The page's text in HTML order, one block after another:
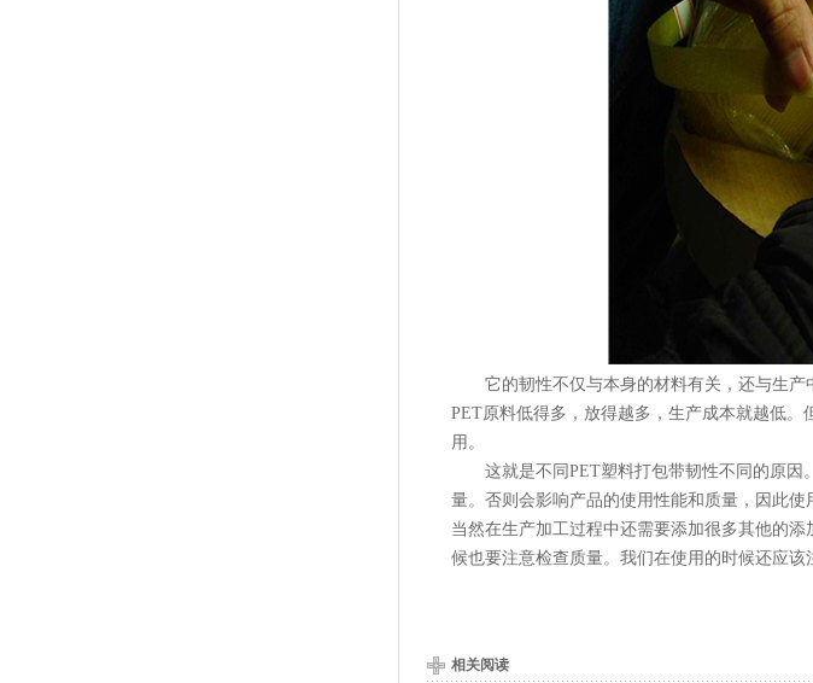
它的韧性不仅与本身的材料有关，还与生产
PET原料低得多，放得越多，生产成本就越低
用。
这就是不同PET塑料打包带韧性不同的原因
量。否则会影响产品的使用性能和质量，因此使
当然在生产加工过程中还需要添加很多其他的
候也要注意检查质量。我们在使用的时候还应该
相关阅读